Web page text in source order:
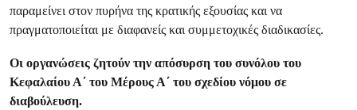
παραμείνει στον πυρήνα της κρατικής εξουσίας και να
πραγματοποιείται με διαφανείς και συμμετοχικές διαδικασίες.
Οι οργανώσεις ζητούν την απόσυρση του συνόλου του
Κεφαλαίου Α΄ του Μέρους Α΄ του σχεδίου νόμου σε
διαβούλευση.